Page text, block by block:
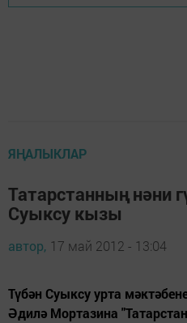
ЯҢАЛЫКЛАР
Татарстанның нәни
Суыксу кызы
автор, 17 май 2012 - 13:04
Түбән Суыксу урта
Әдилә Мортазина